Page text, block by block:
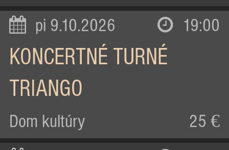
pi 9.10.2026 19:00
KONCERTNÉ TURNÉ
TRIANGO
Dom kultúry 25 €